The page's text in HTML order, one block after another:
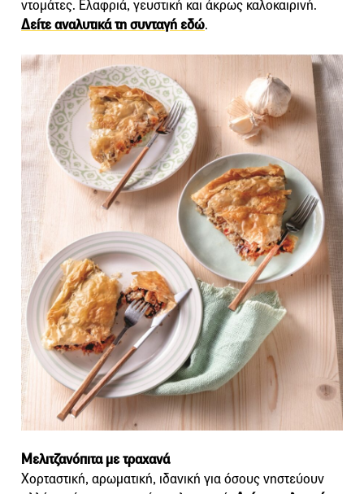
ντομάτες. Ελαφριά, γευστική και άκρως καλοκαιρινή.
Δείτε αναλυτικά τη συνταγή εδώ.
Μελιτζανόπιτα με τραχανά
Χορταστική, αρωματική, ιδανική για όσους νηστεύουν